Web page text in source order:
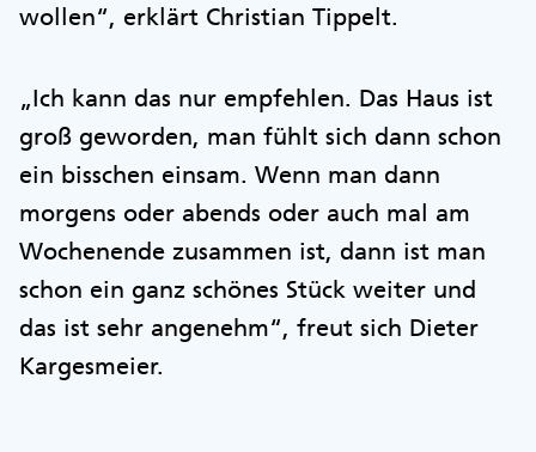
wollen“, erklärt Christian Tippelt.
„Ich kann das nur empfehlen. Das Haus ist
groß geworden, man fühlt sich dann schon
ein bisschen einsam. Wenn man dann
morgens oder abends oder auch mal am
Wochenende zusammen ist, dann ist man
schon ein ganz schönes Stück weiter und
das ist sehr angenehm“, freut sich Dieter
Kargesmeier.